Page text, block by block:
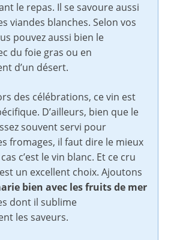
le repas. Il se savoure aussi
viandes blanches. Selon vos
pouvez aussi bien le
du foie gras ou en
d’un désert.
des célébrations, ce vin est
D’ailleurs, bien que le
souvent servi pour
fromages, il faut dire le mieux
c’est le vin blanc. Et ce cru
un excellent choix. Ajoutons
bien avec les fruits de mer
dont il sublime
les saveurs.